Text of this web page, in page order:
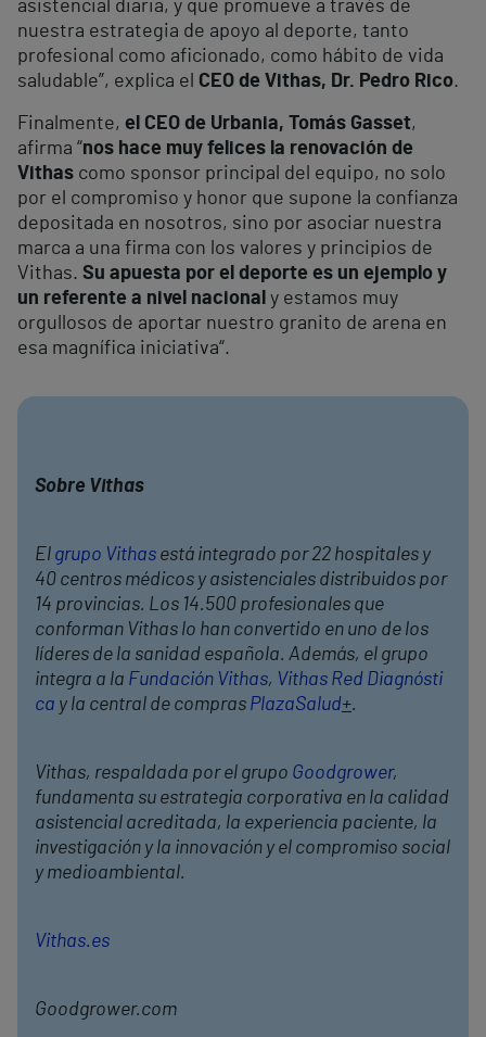
asistencial diaria, y que promueve a través de
nuestra estrategia de apoyo al deporte, tanto
profesional como aficionado, como hábito de vida
saludable”, explica el CEO de Vithas, Dr. Pedro Rico.
Finalmente, el CEO de Urbania, Tomás Gasset,
afirma “nos hace muy felices la renovación de
Vithas como sponsor principal del equipo, no solo
por el compromiso y honor que supone la confianza
depositada en nosotros, sino por asociar nuestra
marca a una firma con los valores y principios de
Vithas. Su apuesta por el deporte es un ejemplo y
un referente a nivel nacional y estamos muy
orgullosos de aportar nuestro granito de arena en
esa magnífica iniciativa“.
Sobre Vithas
El grupo Vithas está integrado por 22 hospitales y
40 centros médicos y asistenciales distribuidos por
14 provincias. Los 14.500 profesionales que
conforman Vithas lo han convertido en uno de los
líderes de la sanidad española. Además, el grupo
integra a la Fundación Vithas, Vithas Red Diagnósti
ca y la central de compras PlazaSalud+.
Vithas, respaldada por el grupo Goodgrower,
fundamenta su estrategia corporativa en la calidad
asistencial acreditada, la experiencia paciente, la
investigación y la innovación y el compromiso social
y medioambiental.
Vithas.es
Goodgrower.com